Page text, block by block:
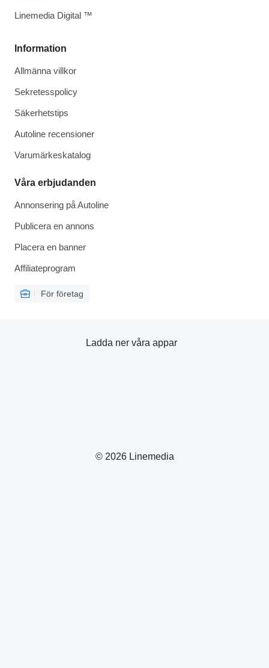
Information
Allmänna villkor
Sekretesspolicy
Säkerhetstips
Autoline recensioner
Varumärkeskatalog
Våra erbjudanden
Annonsering på Autoline
Publicera en annons
Placera en banner
Affiliateprogram
För företag
Linemedia Digital ™
© 2026 Linemedia
Ladda ner våra appar